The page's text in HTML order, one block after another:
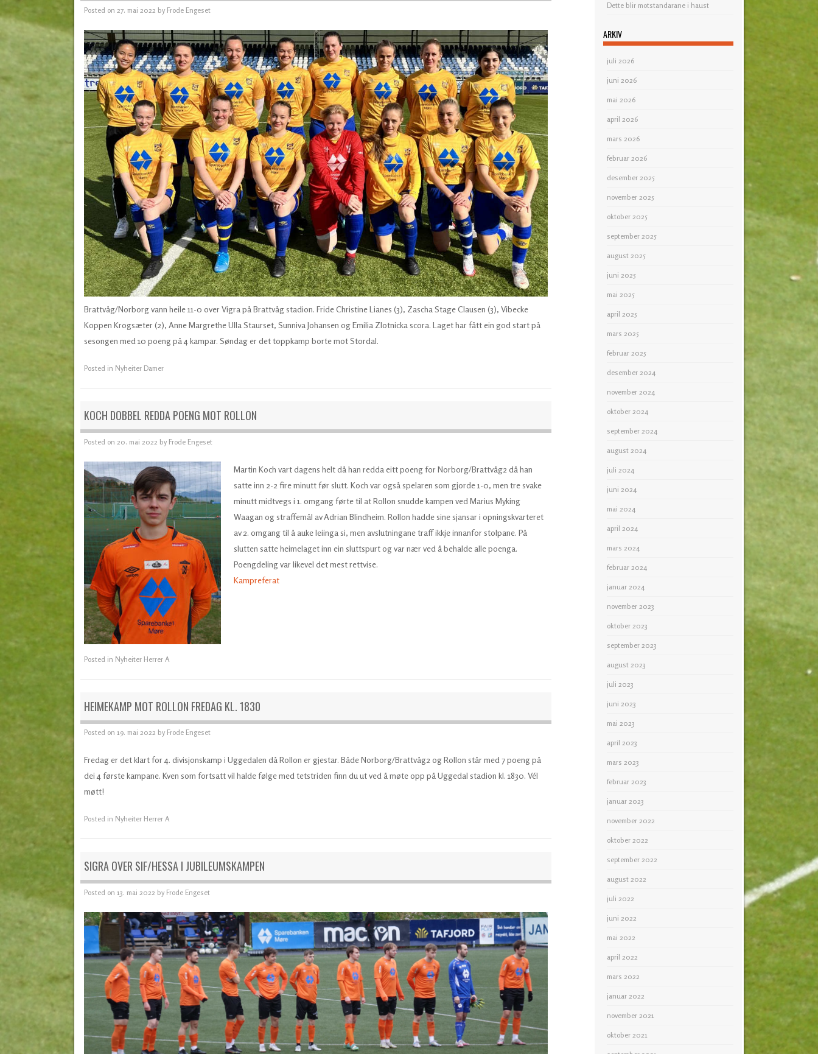
Posted on 27. mai 2022 by Frode Engeset
Brattvåg/Norborg vann heile 11-0 over Vigra på Brattvåg stadion. Fride Christine Lianes (3), Zascha Stage Clausen (3), Vibecke
Koppen Krogsæter (2), Anne Margrethe Ulla Staurset, Sunniva Johansen og Emilia Zlotnicka scora. Laget har fått ein god start på
sesongen med 10 poeng på 4 kampar. Søndag er det toppkamp borte mot Stordal.
Posted in Nyheiter Damer
KOCH DOBBEL REDDA POENG MOT ROLLON
Posted on 20. mai 2022 by Frode Engeset
Martin Koch vart dagens helt då han redda eitt poeng for Norborg/Brattvåg2 då han
satte inn 2-2 fire minutt før slutt. Koch var også spelaren som gjorde 1-0, men tre svake
minutt midtvegs i 1. omgang førte til at Rollon snudde kampen ved Marius Myking
Waagan og straffemål av Adrian Blindheim. Rollon hadde sine sjansar i opningskvarteret
av 2. omgang til å auke leiinga si, men avslutningane traff ikkje innanfor stolpane. På
slutten satte heimelaget inn ein sluttspurt og var nær ved å behalde alle poenga.
Poengdeling var likevel det mest rettvise.
Kampreferat
Posted in Nyheiter Herrer A
HEIMEKAMP MOT ROLLON FREDAG KL. 1830
Posted on 19. mai 2022 by Frode Engeset
Fredag er det klart for 4. divisjonskamp i Uggedalen då Rollon er gjestar. Både Norborg/Brattvåg2 og Rollon står med 7 poeng på
dei 4 første kampane. Kven som fortsatt vil halde følge med tetstriden finn du ut ved å møte opp på Uggedal stadion kl. 1830. Vél
møtt!
Posted in Nyheiter Herrer A
SIGRA OVER SIF/HESSA I JUBILEUMSKAMPEN
Posted on 13. mai 2022 by Frode Engeset
Dette blir motstandarane i haust
ARKIV
juli 2026
juni 2026
mai 2026
april 2026
mars 2026
februar 2026
desember 2025
november 2025
oktober 2025
september 2025
august 2025
juni 2025
mai 2025
april 2025
mars 2025
februar 2025
desember 2024
november 2024
oktober 2024
september 2024
august 2024
juli 2024
juni 2024
mai 2024
april 2024
mars 2024
februar 2024
januar 2024
november 2023
oktober 2023
september 2023
august 2023
juli 2023
juni 2023
mai 2023
april 2023
mars 2023
februar 2023
januar 2023
november 2022
oktober 2022
september 2022
august 2022
juli 2022
juni 2022
mai 2022
april 2022
mars 2022
januar 2022
november 2021
oktober 2021